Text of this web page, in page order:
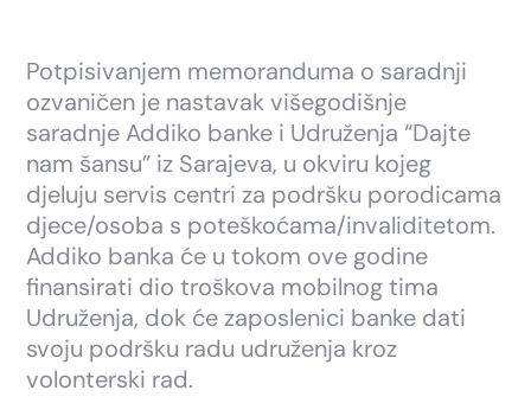
Potpisivanjem memoranduma o saradnji
ozvaničen je nastavak višegodišnje
saradnje Addiko banke i Udruženja “Dajte
nam šansu” iz Sarajeva, u okviru kojeg
djeluju servis centri za podršku porodicama
djece/osoba s poteškoćama/invaliditetom.
Addiko banka će u tokom ove godine
finansirati dio troškova mobilnog tima
Udruženja, dok će zaposlenici banke dati
svoju podršku radu udruženja kroz
volonterski rad.